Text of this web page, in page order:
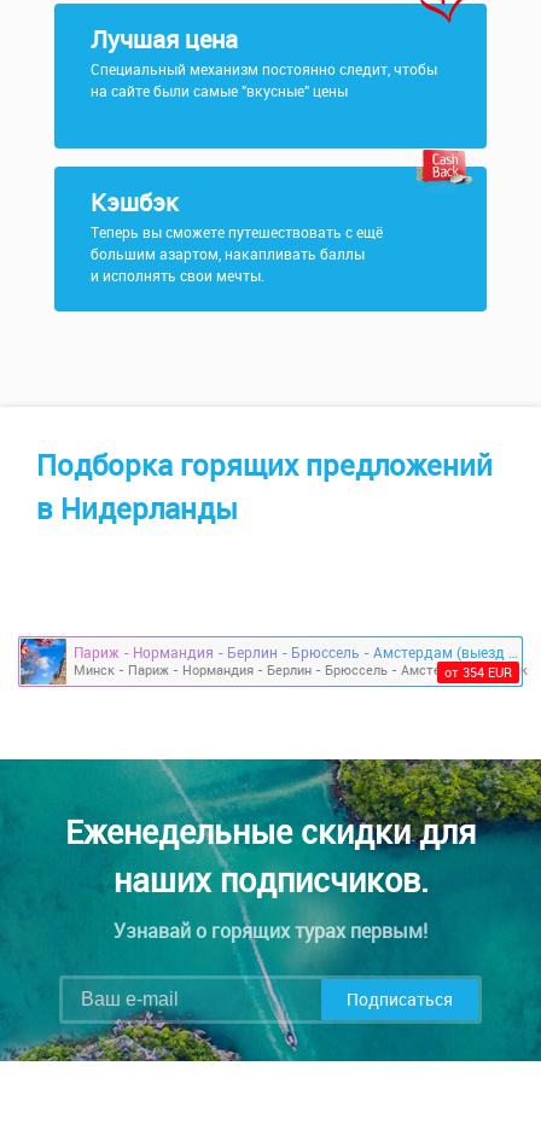
Лучшая цена
Специальный механизм постоянно следит, чтобы
на сайте были самые "вкусные" цены
Кэшбэк
Теперь вы сможете путешествовать с ещё
большим азартом, накапливать баллы
и исполнять свои мечты.
Подборка горящих предложений
в Нидерланды
Париж - Нормандия - Берлин - Брюссель - Амстердам (выезд из Минска / Каунаса / Вильнюса)
Минск - Париж - Нормандия - Берлин - Брюссель - Амстердам - Минск
от 354 EUR
Еженедельные скидки для
наших подписчиков.
Узнавай о горящих турах первым!
Подписаться